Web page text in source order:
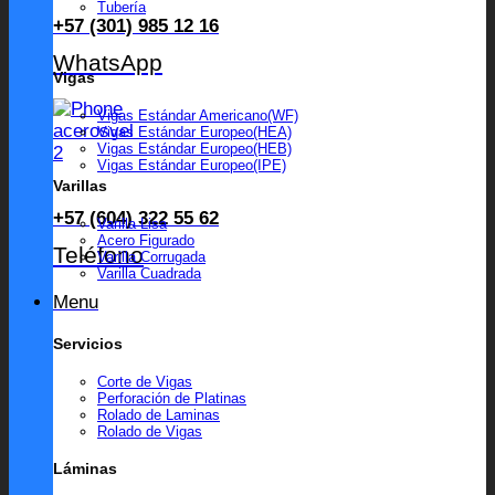
+57 (301) 985 12 16
WhatsApp
+57 (604) 322 55 62
Teléfono
Menu
Tubería
Vigas
Vigas Estándar Americano(WF)
Vigas Estándar Europeo(HEA)
Vigas Estándar Europeo(HEB)
Vigas Estándar Europeo(IPE)
Varillas
Varilla Lisa
Acero Figurado
Varilla Corrugada
Varilla Cuadrada
Servicios
Corte de Vigas
Perforación de Platinas
Rolado de Laminas
Rolado de Vigas
Láminas